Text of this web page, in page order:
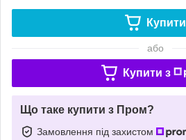
Купити
або
Купити з
Що таке купити з Пром?
Замовлення під захистом